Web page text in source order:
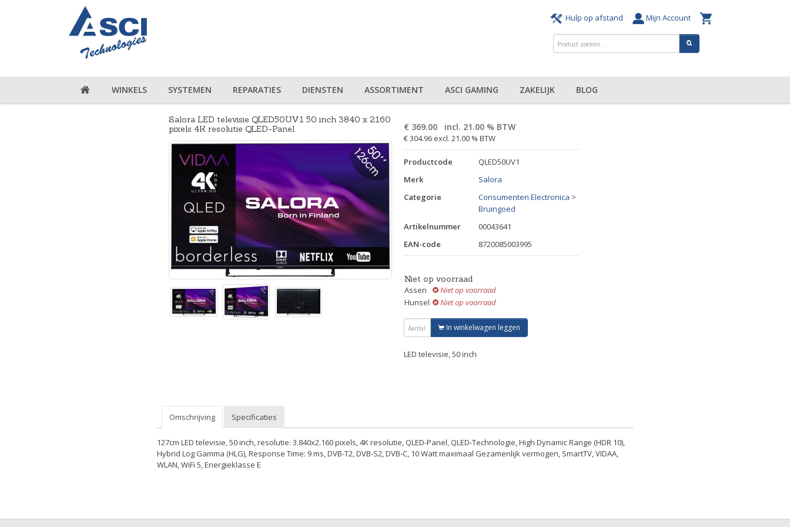
Hulp op afstand Mijn Account
WINKELS SYSTEMEN REPARATIES DIENSTEN ASSORTIMENT ASCI GAMING ZAKELIJK BLOG
Salora LED televisie QLED50UV1 50 inch 3840 x 2160
pixels 4K resolutie QLED-Panel
€ 369.00 incl. 21.00 % BTW
€ 304.96 excl. 21.00 % BTW
Productcode
QLED50UV1
Merk
Salora
Categorie
Consumenten Electronica >
Bruingoed
Artikelnummer
00043641
EAN-code
8720085003995
Niet op voorraad
Assen
Niet op voorraad
Hunsel
Niet op voorraad
In winkelwagen leggen
LED televisie, 50 inch
Omschrijving Specificaties
127cm LED televisie, 50 inch, resolutie: 3.840x2.160 pixels, 4K resolutie, QLED-Panel, QLED-Technologie, High Dynamic Range (HDR 10),
Hybrid Log Gamma (HLG), Response Time: 9 ms, DVB-T2, DVB-S2, DVB-C, 10 Watt maximaal Gezamenlijk vermogen, SmartTV, VIDAA,
WLAN, WiFi 5, Energieklasse E